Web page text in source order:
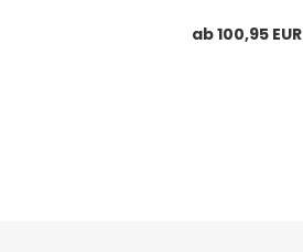
ab 100,95 EUR